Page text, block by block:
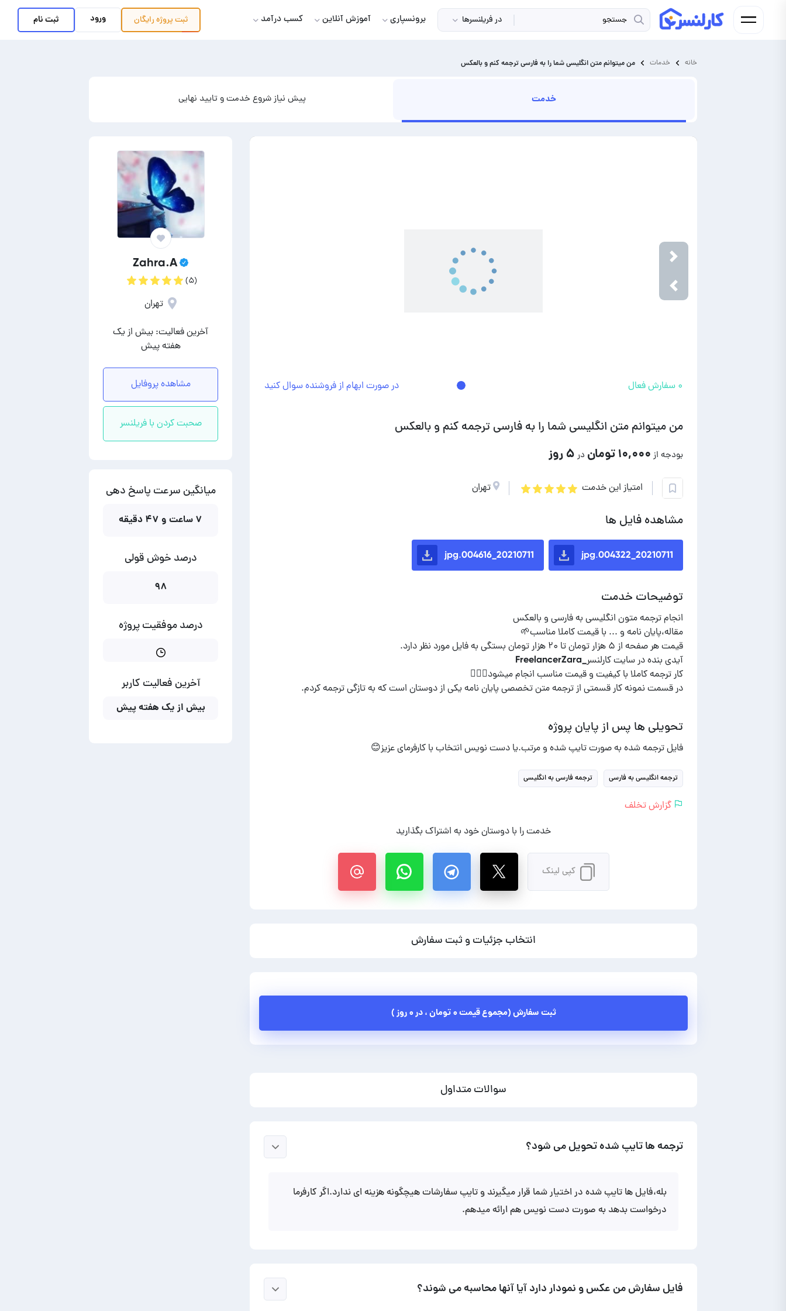
در فریلنسرها برونسپاری آموزش آنلاین کسب درآمد ثبت پروژهرایگان ورود ثبت نام
خانه خدمات من میتوانم متن انگلیسی شما را به فارسی ترجمه کنم و بالعکس
پیش نیاز شروع خدمت و تایید نهایی خدمت
Previous
Next
در صورت ابهام از فروشنده سوال کنید ۰ سفارش فعال
من میتوانم متن انگلیسی شما را به فارسی ترجمه کنم و بالعکس
بودجه از ۱۰,۰۰۰ تومان در ۵ روز
امتیاز این خدمت تهران
مشاهده فایل ها
20210711_004322.jpg
20210711_004616.jpg
توضیحات خدمت
در قسمت نمونه کار قسمتی از ترجمه متن تخصصی پایان نامه یکی از دوستان است که به تازگی ترجمه کردم.
تحویلی ها پس از پایان پروژه
فایل ترجمه شده به صورت تایپ شده و مرتب.یا دست نویس انتخاب با کارفرمای عزیز😊
ترجمه انگلیسی به فارسی ترجمه فارسی به انگلیسی
گزارش تخلف
خدمت را با دوستان خود به اشتراک بگذارید
کپی لینک
انتخاب جزئیات و ثبت سفارش
ثبت سفارش (مجموع قیمت۰ تومان ، در۰ روز )
سوالات متداول
ترجمه ها تایپ شده تحویل می شود؟
بله،فایل ها تایپ شده در اختیار شما قرار میگیرند و تایپ سفارشات هیچگونه هزینه ای ندارد.اگر کارفرما
درخواست بدهد به صورت دست نویس هم ارائه میدهم.
فایل سفارش من عکس و نمودار دارد آیا آنها محاسبه می شوند؟
Zahra.A
(۵)
تهران
آخرین فعالیت: بیش از یک
هفته پیش
مشاهده پروفایل
صحبت کردن با فریلنسر
میانگین سرعت پاسخ دهی
۷ ساعت و ۴۷ دقیقه
درصد خوش قولی
۹۸
درصد موفقیت پروژه
آخرین فعالیت کاربر
بیش از یک هفته پیش